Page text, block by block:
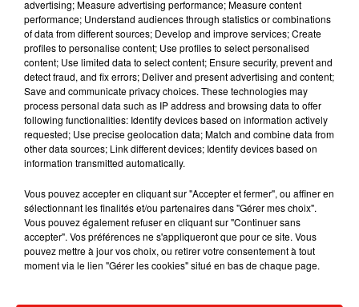
Malgré l’humour et le second degré de l’initiative de Channel
4, la vidéo affichant plus de 60 000 vues ne fait pas
l’unanimité auprès des Britanniques qui n’ont pas manqué
d’exprimer leur consternation et leur colère sur les réseaux
sociaux :
« Comment ont-ils osé ? », « C’est irrespectueux de
traiter notre reine de la sorte », « Se moquer de la reine ? En
un mot, c’est écoeurant ! »ou encore «C’est offensant et
décevant de la part de la chaîne »
, peut-on lire dans les
Please be upstanding for an alternative Christmas
message to round off this royally ridiculous year.#AltXmas
pic.twitter.com/D2hYHgrTi9
— Channel 4 (@Channel4)December 25, 2020
advertising; Measure advertising performance; Measure content
performance; Understand audiences through statistics or combinations
of data from different sources; Develop and improve services; Create
profiles to personalise content; Use profiles to select personalised
content; Use limited data to select content; Ensure security, prevent and
detect fraud, and fix errors; Deliver and present advertising and content;
Save and communicate privacy choices. These technologies may
process personal data such as IP address and browsing data to offer
following functionalities: Identify devices based on information actively
requested; Use precise geolocation data; Match and combine data from
other data sources; Link different devices; Identify devices based on
information transmitted automatically.
Vous pouvez accepter en cliquant sur "Accepter et fermer", ou affiner en
sélectionnant les finalités et/ou partenaires dans "Gérer mes choix".
Vous pouvez également refuser en cliquant sur "Continuer sans
accepter". Vos préférences ne s'appliqueront que pour ce site. Vous
pouvez mettre à jour vos choix, ou retirer votre consentement à tout
moment via le lien "Gérer les cookies" situé en bas de chaque page.